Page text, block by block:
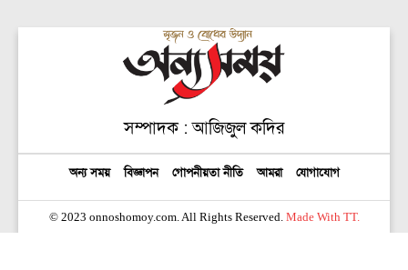
সম্পাদক : আজিজুল কদির
অন্য সময় বিজ্ঞাপন গোপনীয়তা নীতি আমরা যোগাযোগ
© 2023 onnoshomoy.com. All Rights Reserved. Made With TT.